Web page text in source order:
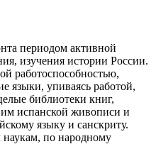
периодом активной
изучения истории России.
работоспособностью,
языки, упиваясь работой,
библиотеки книг,
испанской живописи и
языку и санскриту.
по народному